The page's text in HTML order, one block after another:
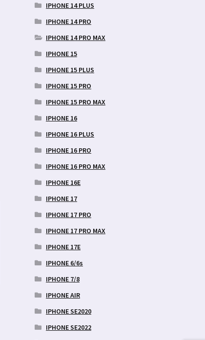
IPHONE 14 PLUS
IPHONE 14 PRO
IPHONE 14 PRO MAX
IPHONE 15
IPHONE 15 PLUS
IPHONE 15 PRO
IPHONE 15 PRO MAX
IPHONE 16
IPHONE 16 PLUS
IPHONE 16 PRO
IPHONE 16 PRO MAX
IPHONE 16E
IPHONE 17
IPHONE 17 PRO
IPHONE 17 PRO MAX
IPHONE 17E
IPHONE 6/6s
IPHONE 7/8
IPHONE AIR
IPHONE SE2020
IPHONE SE2022